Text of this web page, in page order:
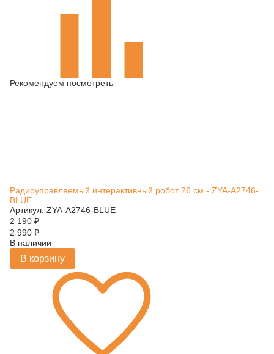
Рекомендуем посмотреть
Радиоуправляемый интерактивный робот 26 см - ZYA-A2746-
BLUE
Артикул: ZYA-A2746-BLUE
2 190 ₽
2 990 ₽
В наличии
В корзину